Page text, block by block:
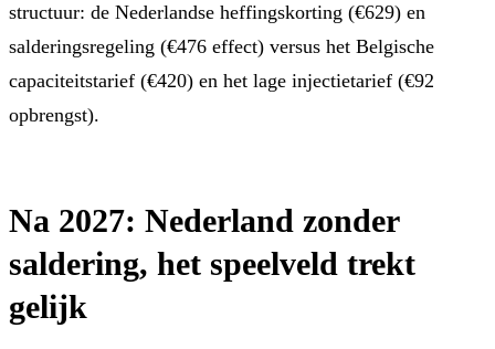
structuur: de Nederlandse heffingskorting (€629) en
salderingsregeling (€476 effect) versus het Belgische
capaciteitstarief (€420) en het lage injectietarief (€92
opbrengst).
Na 2027: Nederland zonder
saldering, het speelveld trekt
gelijk